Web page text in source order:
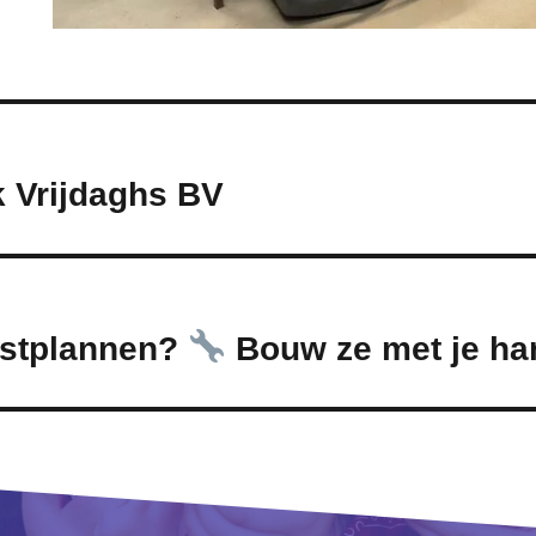
Vrijdaghs BV
Bouw ze met je